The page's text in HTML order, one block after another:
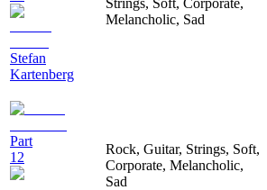
Stefan
Kartenberg
Melancholic, Sad
Part
12
Rock, Guitar, Strings, Soft,
Corporate, Melancholic,
Sad